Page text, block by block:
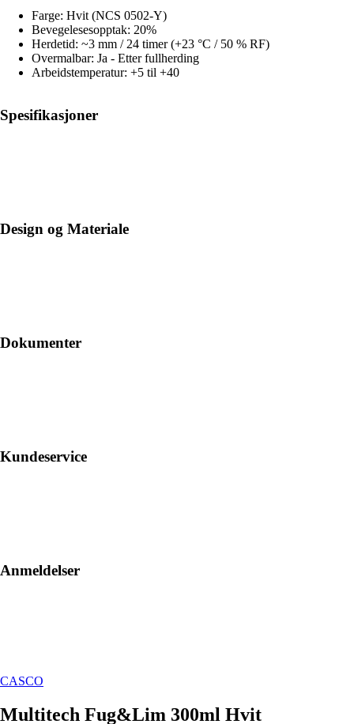
Farge: Hvit (NCS 0502-Y)
Bevegelesesopptak: 20%
Herdetid: ~3 mm / 24 timer (+23 °C / 50 % RF)
Overmalbar: Ja - Etter fullherding
Arbeidstemperatur: +5 til +40
Spesifikasjoner
Design og Materiale
Dokumenter
Kundeservice
Anmeldelser
CASCO
Multitech Fug&Lim 300ml Hvit